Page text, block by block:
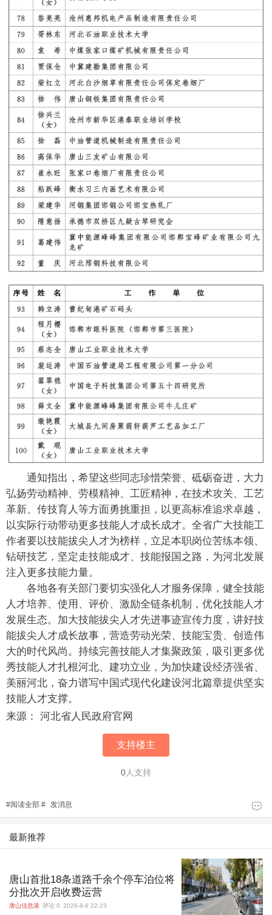
通知指出，希望这些同志珍惜荣誉、砥砺奋进，大力
弘扬劳动精神、劳模精神、工匠精神，在技术攻关、工艺
革新、传技育人等方面勇挑重担，以更高标准追求卓越，
以实际行动带动更多技能人才成长成才。全省广大技能工
作者要以技能拔尖人才为榜样，立足本职岗位苦练本领、
钻研技艺，坚定走技能成才、技能报国之路，为河北发展
注入更多技能力量。
各地各有关部门要切实强化人才服务保障，健全技能
人才培养、使用、评价、激励全链条机制，优化技能人才
发展生态。加大技能拔尖人才先进事迹宣传力度，讲好技
能拔尖人才成长故事，营造劳动光荣、技能宝贵、创造伟
大的时代风尚。持续完善技能人才集聚政策，吸引更多优
秀技能人才扎根河北、建功立业，为加快建设经济强省、
美丽河北，奋力谱写中国式现代化建设河北篇章提供坚实
技能人才支撑。
来源： 河北省人民政府官网
支持楼主
0人支持
#阅读全部 # 发消息
最新推荐
唐山首批18条道路千余个停车泊位将
分批次开启收费运营
唐山信息港 评论 0 2026-8-6 22:23